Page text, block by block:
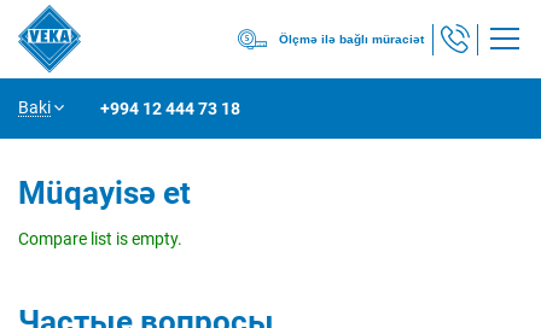
Ölçmə ilə bağlı müraciət
Baki +994 12 444 73 18
Müqayisə et
Compare list is empty.